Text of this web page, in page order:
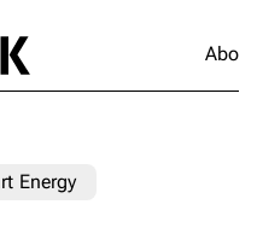
Abo
Energy